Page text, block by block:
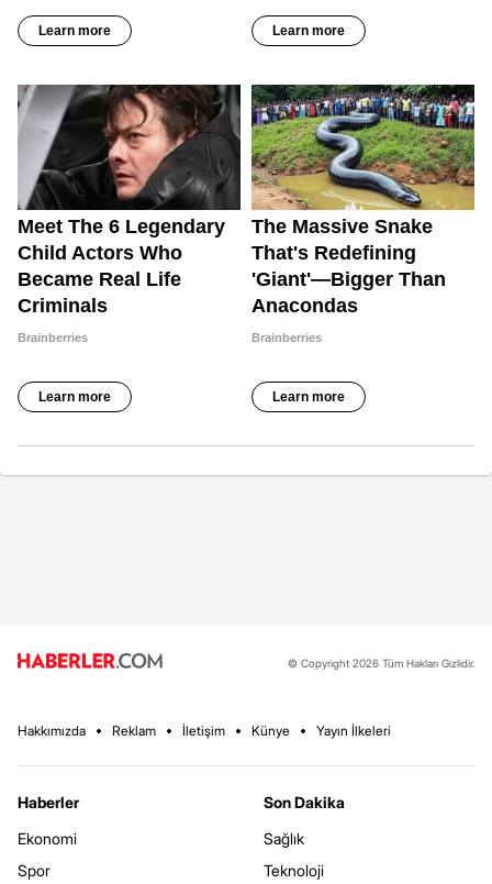
© Copyright 2026 Tüm Hakları Gizlidir.
Hakkımızda Reklam İletişim Künye Yayın İlkeleri
Haberler
Ekonomi
Spor
Son Dakika
Sağlık
Teknoloji